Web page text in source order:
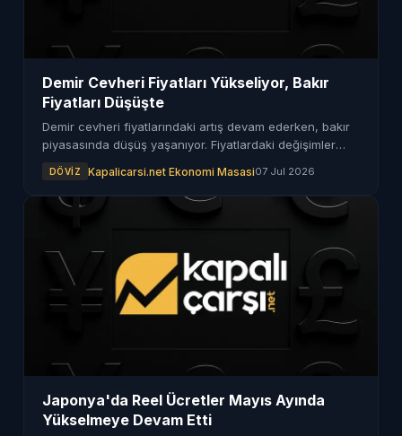
Demir Cevheri Fiyatları Yükseliyor, Bakır
Fiyatları Düşüşte
Demir cevheri fiyatlarındaki artış devam ederken, bakır
piyasasında düşüş yaşanıyor. Fiyatlardaki değişimler
DÖVIZ Kapalicarsi.net Ekonomi Masasi07 Jul 2026
Japonya'da Reel Ücretler Mayıs Ayında
Yükselmeye Devam Etti